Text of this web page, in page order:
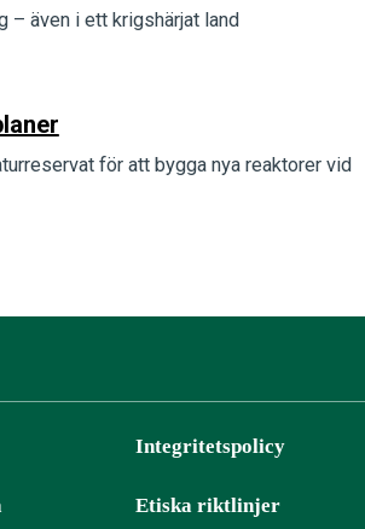
– även i ett krigshärjat land
för att bygga nya reaktorer vid
Integritetspolicy
Etiska riktlinjer